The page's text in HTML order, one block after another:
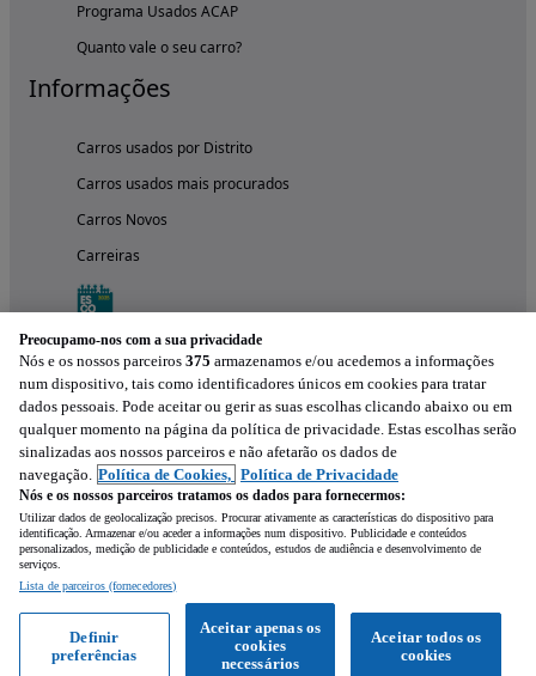
Programa Usados ACAP
Quanto vale o seu carro?
Informações
Carros usados por Distrito
Carros usados mais procurados
Carros Novos
Carreiras
Experimenta a aplicação
Preocupamo-nos com a sua privacidade
Nós e os nossos parceiros 375 armazenamos e/ou acedemos a informações
num dispositivo, tais como identificadores únicos em cookies para tratar
dados pessoais. Pode aceitar ou gerir as suas escolhas clicando abaixo ou em
qualquer momento na página da política de privacidade. Estas escolhas serão
sinalizadas aos nossos parceiros e não afetarão os dados de
navegação. Política de Cookies, Política de Privacidade
Nós e os nossos parceiros tratamos os dados para fornecermos:
Utilizar dados de geolocalização precisos. Procurar ativamente as características do dispositivo para
identificação. Armazenar e/ou aceder a informações num dispositivo. Publicidade e conteúdos
personalizados, medição de publicidade e conteúdos, estudos de audiência e desenvolvimento de
serviços.
Lista de parceiros (fornecedores)
Aceitar todos os
cookies
Aceitar apenas os
cookies
necessários
Definir
preferências